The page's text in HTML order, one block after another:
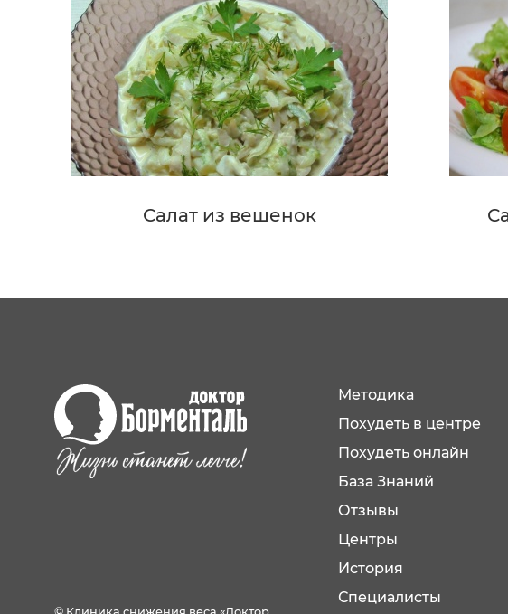
Салат из вешенок
Методика
Похудеть в центре
Похудеть онлайн
База Знаний
Отзывы
Центры
История
Специалисты